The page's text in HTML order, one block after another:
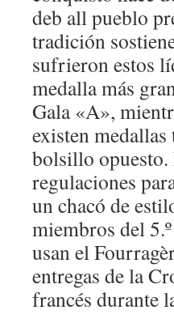
deb all pueblo
tradición
sufrieron estos
medalla más
Gala «A»,
existen
bolsillo opuesto.
regulaciones
un chacó de
miembros del
usan el
entregas de la
francés durante